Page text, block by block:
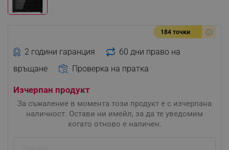
184 точки
2 години гаранция
60 дни право на
връщане
Проверка на пратка
Изчерпан продукт
За съжаление в момента този продукт е с изчерпана
наличност. Остави ни имейл, за да те уведомим
когато отново е наличен.